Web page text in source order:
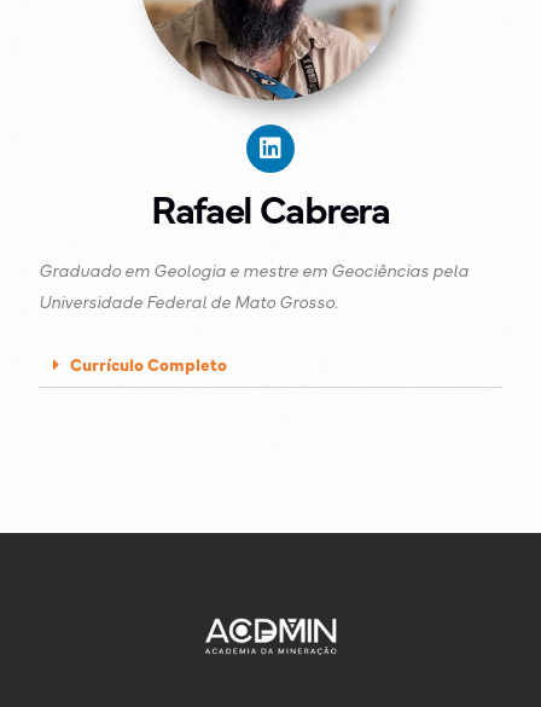
Rafael Cabrera
Graduado em Geologia e mestre em Geociências pela
Universidade Federal de Mato Grosso.
Currículo Completo